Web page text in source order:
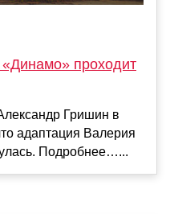
проходит
Гришин в
адаптация Валерия
Подробнее…...